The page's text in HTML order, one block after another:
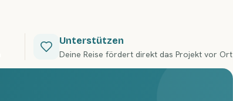
Unterstützen
Deine Reise fördert direkt das Projekt vor Ort